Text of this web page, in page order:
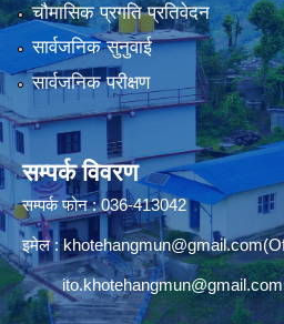
चौमासिक प्रगति प्रतिवेदन
सार्वजनिक सुनुवाई
सार्वजनिक परीक्षण
सम्पर्क विवरण
सम्पर्क फोन : 036-413042
इमेल :khotehangmun@gmail.com
ito.khotehangmun@gmail.com